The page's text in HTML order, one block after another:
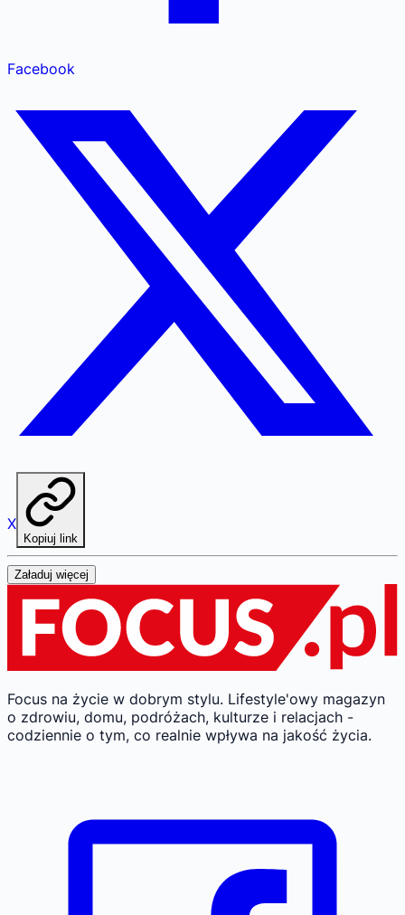
Facebook
X
Kopiuj link
Załaduj więcej
Focus na życie w dobrym stylu. Lifestyle'owy magazyn
o zdrowiu, domu, podróżach, kulturze i relacjach -
codziennie o tym, co realnie wpływa na jakość życia.